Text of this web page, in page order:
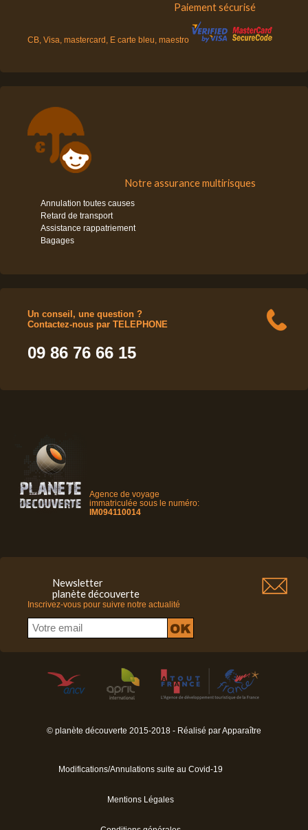
Paiement sécurisé
CB, Visa, mastercard, E carte bleu, maestro
Notre assurance multirisques
Annulation toutes causes
Retard de transport
Assistance rappatriement
Bagages
Un conseil, une question ?
Contactez-nous par TELEPHONE
09 86 76 66 15
Agence de voyage
immatriculée sous le numéro:
IM094110014
Newsletter
planète découverte
Inscrivez-vous pour suivre notre actualité
© planète découverte 2015-2018 - Réalisé parApparaître
Modifications/Annulations suite au Covid-19
Mentions Légales